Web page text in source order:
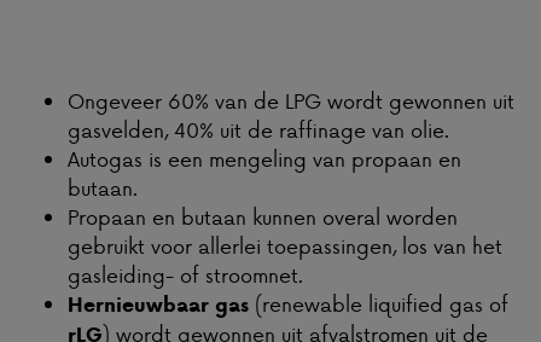
Ongeveer 60% van de LPG wordt gewonnen uit
gasvelden, 40% uit de raffinage van olie.
Autogas is een mengeling van propaan en
butaan.
Propaan en butaan kunnen overal worden
gebruikt voor allerlei toepassingen, los van het
gasleiding- of stroomnet.
Hernieuwbaar gas (renewable liquified gas of
rLG) wordt gewonnen uit afvalstromen uit de